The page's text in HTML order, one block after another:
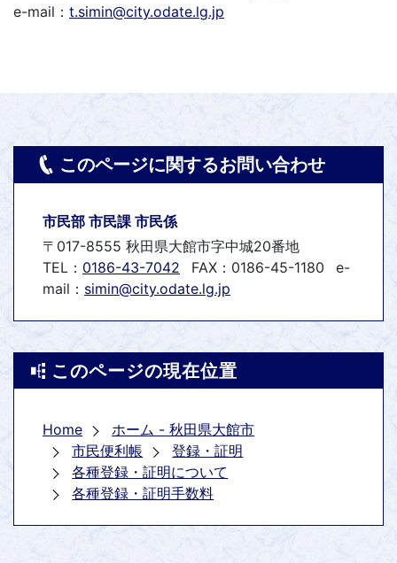
e-mail： t.simin@city.odate.lg.jp
このページに関するお問い合わせ
市民部 市民課 市民係
〒017-8555 秋田県大館市字中城20番地
TEL： 0186-43-7042 FAX：0186-45-1180
e-
mail： simin@city.odate.lg.jp
このページの現在位置
Home
ホーム - 秋田県大館市
市民便利帳
登録・証明
各種登録・証明について
各種登録・証明手数料